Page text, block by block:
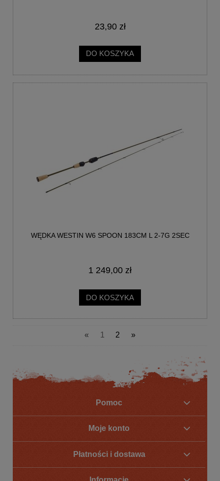
23,90 zł
DO KOSZYKA
WĘDKA WESTIN W6 SPOON 183CM L 2-7G 2SEC
1 249,00 zł
DO KOSZYKA
« 1 2 »
Pomoc
Moje konto
Płatności i dostawa